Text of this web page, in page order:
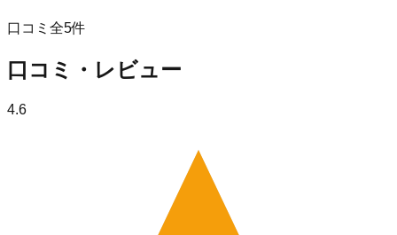
口コミ全5件
口コミ・レビュー
4.6